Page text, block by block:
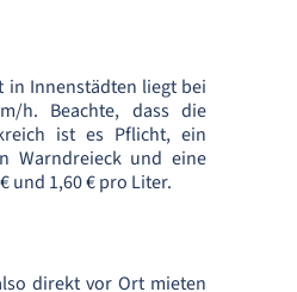
in Innenstädten liegt bei
h. Beachte, dass die
ist es Pflicht, ein
Warndreieck und eine
und 1,60 € pro Liter.
direkt vor Ort mieten